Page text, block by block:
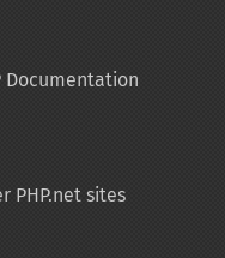
Documentation
PHP.net sites